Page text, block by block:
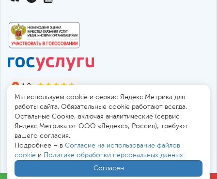
194017, Россия, Санкт-Петербург, пр. Тореза 72
Безопасная работа черезSSL-соединение
Все ценыв . Мы принимаем к оплате:
Мы используем cookie и сервис Яндекс.Метрика для
работы сайта. Обязательные cookie работают всегда.
Остальные Сookie, включая аналитические (сервис
Яндекс.Метрика от ООО «Яндекс», Россия), требуют
вашего согласия.
Подробнее – в Согласие на использование файлов
cookie и Политике обработки персональных данных.
Согласен